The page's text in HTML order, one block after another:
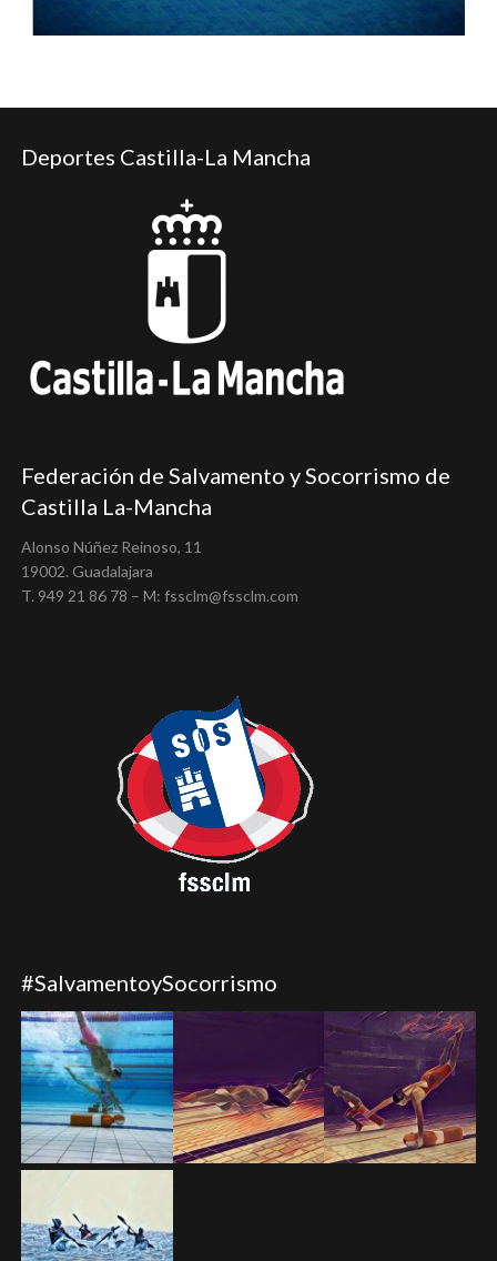
Deportes Castilla-La Mancha
Federación de Salvamento y Socorrismo de
Castilla La-Mancha
Alonso Núñez Reinoso, 11
19002. Guadalajara
T. 949 21 86 78 – M: fssclm@fssclm.com
#SalvamentoySocorrismo